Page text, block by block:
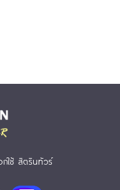
กใช้ สิตรินทัวร์